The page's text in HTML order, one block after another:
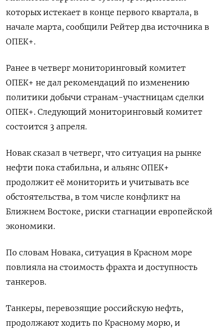
которых истекает в конце первого квартала, в
начале марта, сообщили Рейтер два источника в
ОПЕК+.
Ранее в четверг мониторинговый комитет
ОПЕК+ не дал рекомендаций по изменению
политики добычи странам-участницам сделки
ОПЕК+. Следующий мониторинговый комитет
состоится 3 апреля.
Новак сказал в четверг, что ситуация на рынке
нефти пока стабильна, и альянс ОПЕК+
продолжит её мониторить и учитывать все
обстоятельства, в том числе конфликт на
Ближнем Востоке, риски стагнации европейской
экономики.
По словам Новака, ситуация в Красном море
повлияла на стоимость фрахта и доступность
танкеров.
Танкеры, перевозящие российскую нефть,
продолжают ходить по Красному морю, и